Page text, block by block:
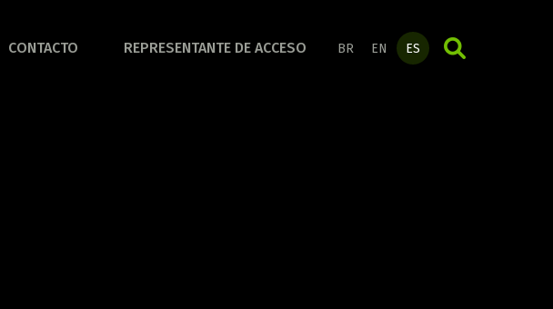
CONTACTO REPRESENTANTE DE ACCESO BR EN ES